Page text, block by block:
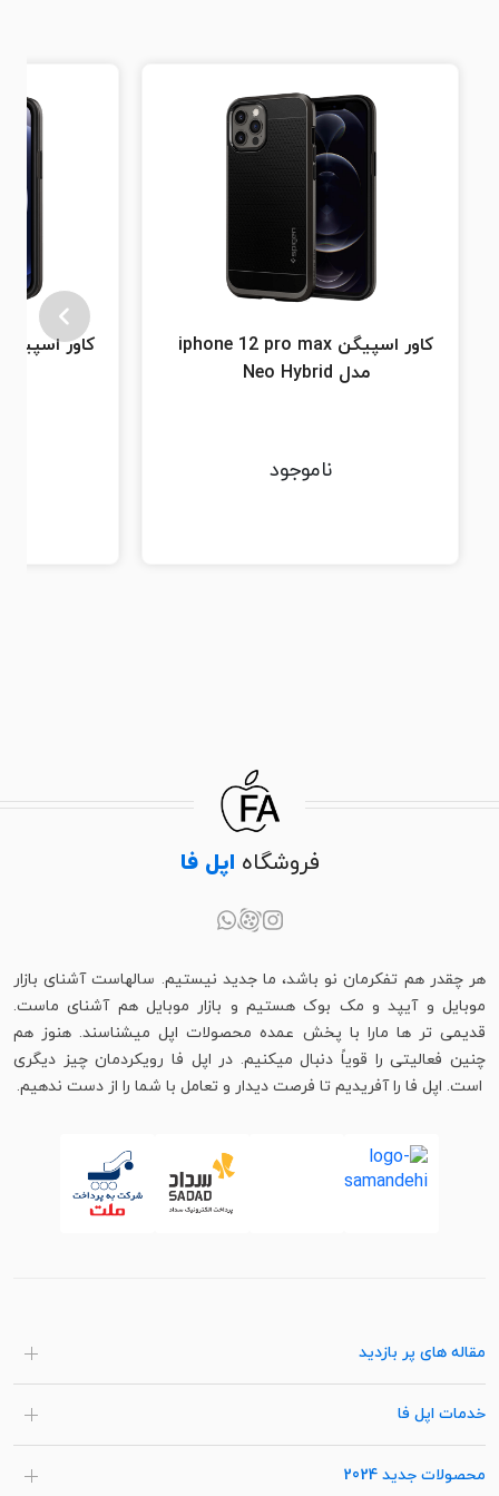
کاور اسپیگن iphone 12 pro max
مدل Neo Hybrid
ناموجود
فروشگاه اپل فا
هر چقدر هم تفکرمان نو باشد، ما جدید نیستیم. سالهاست آشنای بازار
موبایل و آیپد و مک بوک هستیم و بازار موبایل هم آشنای ماست.
قدیمی تر ها مارا با پخش عمده محصولات اپل میشناسند. هنوز هم
چنین فعالیتی را قویاً دنبال میکنیم. در اپل فا رویکردمان چیز دیگری
است. اپل فا را آفریدیم تا فرصت دیدار و تعامل با شما را از دست ندهیم.
مقاله های پر بازدید
خدمات اپل فا
محصولات جدید 2024